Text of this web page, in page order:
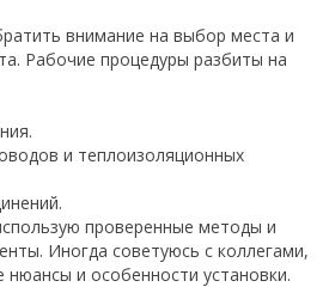
внимание на выбор места и
Рабочие процедуры разбиты на
и теплоизоляционных
проверенные методы и
Иногда советуюсь с коллегами,
нюансы и особенности установки.